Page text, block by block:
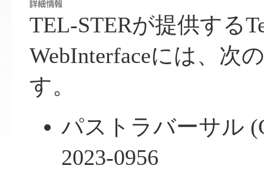
TEL-STERが提供する
WebInterfaceには、次
す。
パストラバーサル
2023-0956